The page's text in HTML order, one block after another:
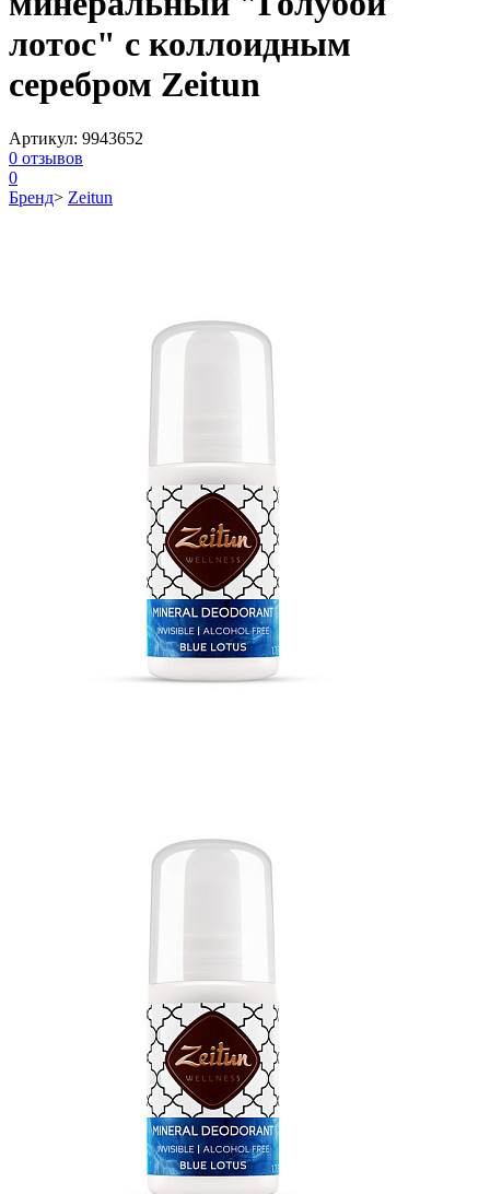
лотос" с коллоидным
серебром Zeitun
Артикул: 9943652
0 отзывов
0
Бренд> Zeitun